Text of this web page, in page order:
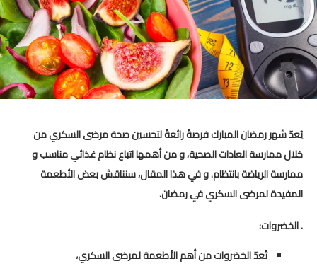
يُعدّ شهر رمضان المبارك فرصةً رائعةً لتحسين صحة مرضى السكري من
خلال ممارسة العادات الصحية، و من أهمها اتباع نظام غذائي مناسب و
ممارسة الرياضة بانتظام.و في هذا المقال، سنناقش بعض الأطعمة
المفيدة لمرضى السكري في رمضان.
. الخضروات:
تُعدّ الخضروات من أهم الأطعمة لمرضى السكري،